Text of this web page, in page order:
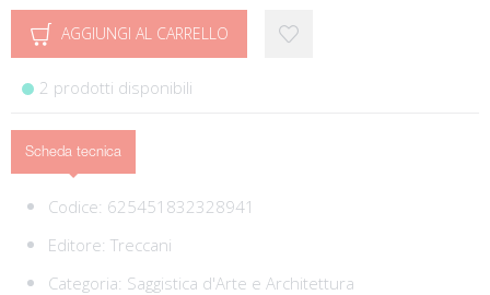
AGGIUNGI AL CARRELLO
2 prodotti disponibili
Scheda tecnica
Codice: 625451832328941
Editore: Treccani
Categoria: Saggistica d'Arte e Architettura